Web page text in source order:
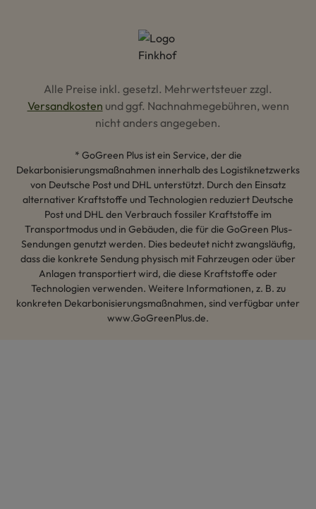
Alle Preise inkl. gesetzl. Mehrwertsteuer zzgl.
Versandkosten und ggf. Nachnahmegebühren, wenn
nicht anders angegeben.
* GoGreen Plus ist ein Service, der die
Dekarbonisierungsmaßnahmen innerhalb des Logistiknetzwerks
von Deutsche Post und DHL unterstützt. Durch den Einsatz
alternativer Kraftstoffe und Technologien reduziert Deutsche
Post und DHL den Verbrauch fossiler Kraftstoffe im
Transportmodus und in Gebäuden, die für die GoGreen Plus-
Sendungen genutzt werden. Dies bedeutet nicht zwangsläufig,
dass die konkrete Sendung physisch mit Fahrzeugen oder über
Anlagen transportiert wird, die diese Kraftstoffe oder
Technologien verwenden. Weitere Informationen, z. B. zu
konkreten Dekarbonisierungsmaßnahmen, sind verfügbar unter
www.GoGreenPlus.de.